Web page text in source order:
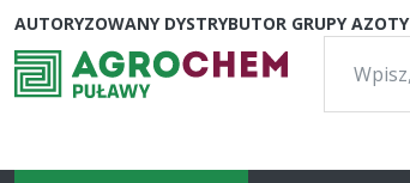
AUTORYZOWANY DYSTRYBUTOR GRUPY AZOTY